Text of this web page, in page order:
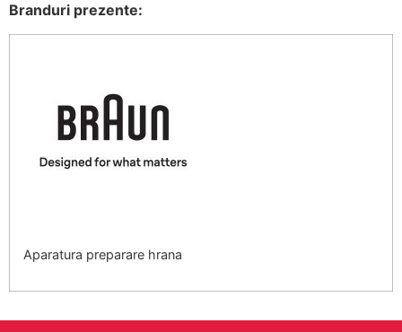
Branduri prezente:
Aparatura preparare hrana